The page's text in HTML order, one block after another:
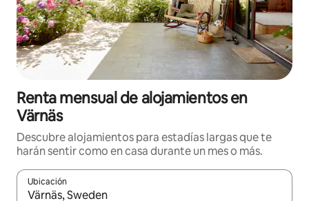
Renta mensual de alojamientos en
Värnäs
Descubre alojamientos para estadías largas que te
harán sentir como en casa durante un mes o más.
Ubicación
Cuando los resultados estén disponibles, navega con las